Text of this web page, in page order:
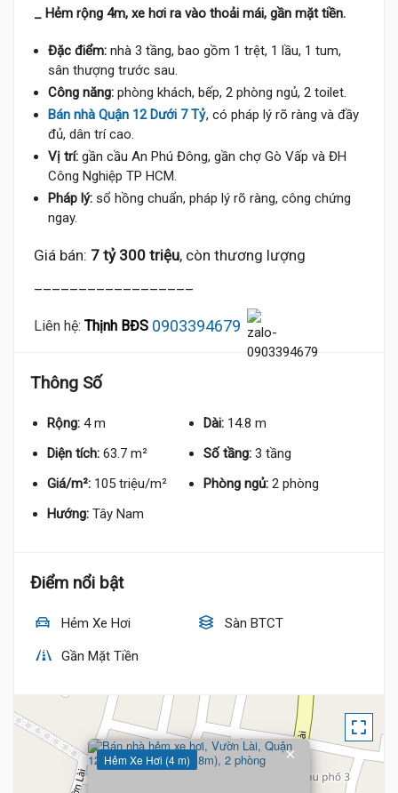
_ Hẻm rộng 4m, xe hơi ra vào thoải mái, gần mặt tiền.
Đặc điểm: nhà 3 tầng, bao gồm 1 trệt, 1 lầu, 1 tum,
sân thượng trước sau.
Công năng: phòng khách, bếp, 2 phòng ngủ, 2 toilet.
Bán nhà Quận 12 Dưới 7 Tỷ, có pháp lý rõ ràng và đầy
đủ, dân trí cao.
Vị trí: gần cầu An Phú Đông, gần chợ Gò Vấp và ĐH
Công Nghiệp TP HCM.
Pháp lý: sổ hồng chuẩn, pháp lý rõ ràng, công chứng
ngay.
Giá bán: 7 tỷ 300 triệu, còn thương lượng
Liên hệ: Thịnh BĐS 0903394679
Thông Số
Rộng: 4 m Dài: 14.8 m
Diện tích: 63.7 m² Số tầng: 3 tầng
Giá/m²: 105 triệu/m² Phòng ngủ: 2 phòng
Hướng: Tây Nam
Điểm nổi bật
Hẻm Xe Hơi Sàn BTCT
Gần Mặt Tiền
Hẻm Xe Hơi (4 m) ×